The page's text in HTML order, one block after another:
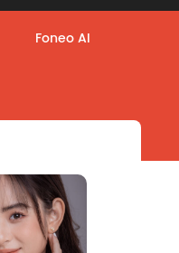
Foneo AI